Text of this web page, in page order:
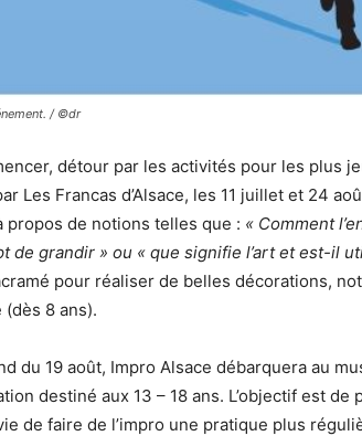
/ ©dr
détour par les activités pour les plus
Les Francas d’Alsace, les 11 juillet et 24
propos de notions telles que : « Comment
de grandir » ou « que signifie l’art et est-il
pour réaliser de belles décorations,
8 ans).
du 19 août, Impro Alsace débarquera au
destiné aux 13 – 18 ans. L’objectif est
de faire de l’impro une pratique plus